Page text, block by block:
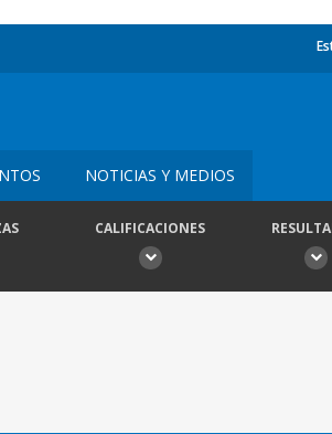
NOTICIAS Y MEDIOS
CALIFICACIONES